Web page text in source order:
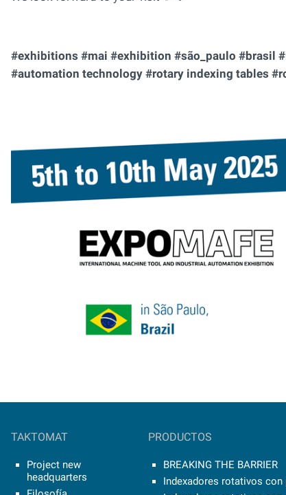
#exhibitions #mai #exhibition #são_paulo #brasil
#automation technology #rotary indexing tables
TAKTOMAT
Project new
headquarters
PRODUCTOS
BREAKING THE BARRIER
Indexadores rotativos con